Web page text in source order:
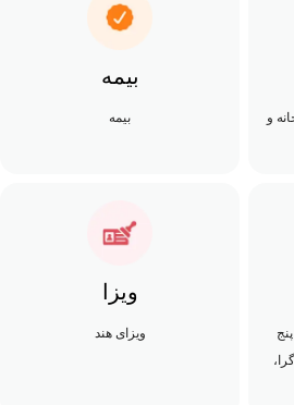
صبحانه و
بیمه
بیمه
ویزا
ویزای هند